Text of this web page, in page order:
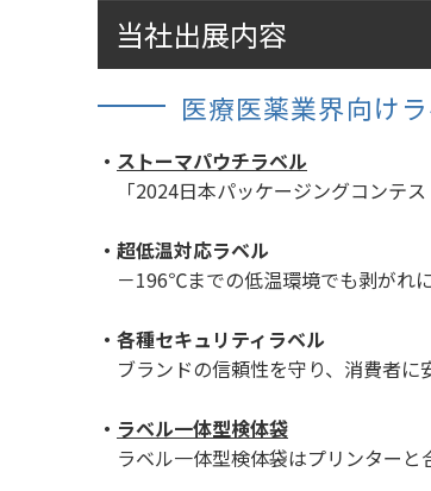
当社出展内容
医療医薬業界向け
・ ストーマパウチラベル
「2024日本パッケージングコンテス
・超低温対応ラベル
－196℃までの低温環境でも剥がれ
・各種セキュリティラベル
ブランドの信頼性を守り、消費者に
・ ラベル一体型検体袋
ラベル一体型検体袋はプリンターと